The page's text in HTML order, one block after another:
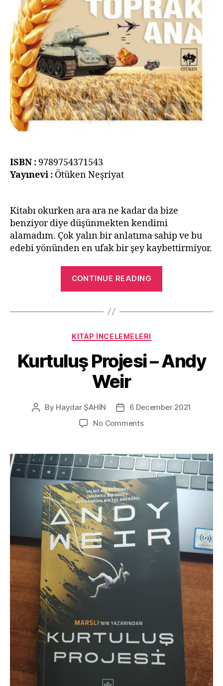
ISBN : 9789754371543
Yayınevi : Ötüken Neşriyat
Kitabı okurken ara ara ne kadar da bize
benziyor diye düşünmekten kendimi
alamadım. Çok yalın bir anlatıma sahip ve bu
edebi yönünden en ufak bir şey kaybettirmiyor.
CONTINUE READING
Cengiz
İncelemesi”
Categories
KITAP İNCELEMELERI
Kurtuluş Projesi – Andy
Weir
Post
By Haydar ŞAHİN
Post6 December 2021
No Commentson
–
Andy
Weir